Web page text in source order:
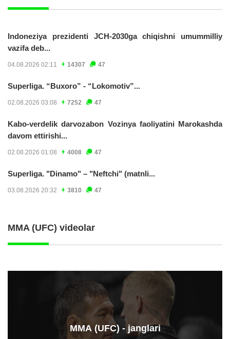
Indoneziya prezidenti JCH-2030ga chiqishni umummilliy
vazifa deb...
04.08.2026 02:11 14307 47
Superliga. “Buxoro” - “Lokomotiv”...
02.08.2026 03:08 7252 47
Kabo-verdelik darvozabon Vozinya faoliyatini Marokashda
davom ettirishi...
02.08.2026 01:08 4008 47
Superliga. "Dinamo" – "Neftchi" (matnli...
03.08.2026 20:32 3810 47
MMA (UFC) videolar
ММА (UFC) - janglari